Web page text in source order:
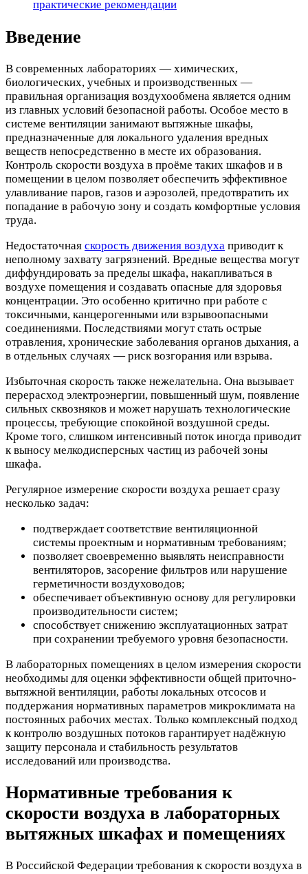
практические рекомендации
Введение
В современных лабораториях — химических,
биологических, учебных и производственных —
правильная организация воздухообмена является одним
из главных условий безопасной работы. Особое место в
системе вентиляции занимают вытяжные шкафы,
предназначенные для локального удаления вредных
веществ непосредственно в месте их образования.
Контроль скорости воздуха в проёме таких шкафов и в
помещении в целом позволяет обеспечить эффективное
улавливание паров, газов и аэрозолей, предотвратить их
попадание в рабочую зону и создать комфортные условия
труда.
Недостаточная скорость движения воздуха приводит к
неполному захвату загрязнений. Вредные вещества могут
диффундировать за пределы шкафа, накапливаться в
воздухе помещения и создавать опасные для здоровья
концентрации. Это особенно критично при работе с
токсичными, канцерогенными или взрывоопасными
соединениями. Последствиями могут стать острые
отравления, хронические заболевания органов дыхания, а
в отдельных случаях — риск возгорания или взрыва.
Избыточная скорость также нежелательна. Она вызывает
перерасход электроэнергии, повышенный шум, появление
сильных сквозняков и может нарушать технологические
процессы, требующие спокойной воздушной среды.
Кроме того, слишком интенсивный поток иногда приводит
к выносу мелкодисперсных частиц из рабочей зоны
шкафа.
Регулярное измерение скорости воздуха решает сразу
несколько задач:
подтверждает соответствие вентиляционной
системы проектным и нормативным требованиям;
позволяет своевременно выявлять неисправности
вентиляторов, засорение фильтров или нарушение
герметичности воздуховодов;
обеспечивает объективную основу для регулировки
производительности систем;
способствует снижению эксплуатационных затрат
при сохранении требуемого уровня безопасности.
В лабораторных помещениях в целом измерения скорости
необходимы для оценки эффективности общей приточно-
вытяжной вентиляции, работы локальных отсосов и
поддержания нормативных параметров микроклимата на
постоянных рабочих местах. Только комплексный подход
к контролю воздушных потоков гарантирует надёжную
защиту персонала и стабильность результатов
исследований или производства.
Нормативные требования к
скорости воздуха в лабораторных
вытяжных шкафах и помещениях
В Российской Федерации требования к скорости воздуха в